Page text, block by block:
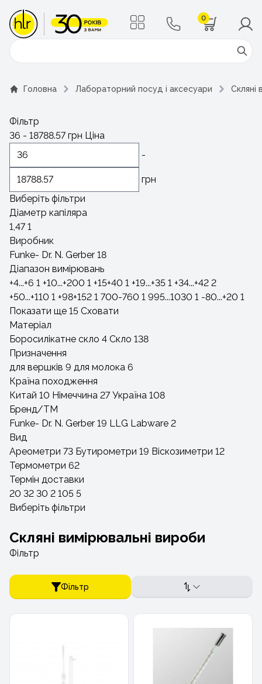
0
Поиск
Головна Лабораторний посуд і аксесуари Скляні
Фільтр
36 - 18788.57грн Ціна
-
грн
Виберіть фільтри
Діаметр капіляра
1,47 1
Виробник
Funke- Dr. N. Gerber 18
Діапазон вимірювань
+4...+6 1 +10...+200 1 +15+40 1 +19...+35 1 +34...+42 2
+50...+110 1 +98+152 1 700-760 1 995...1030 1 -80...+20 1
Показати ще 15 Сховати
Матеріал
Боросилікатне скло 4 Скло 138
Призначення
для вершків 9 для молока 6
Країна походження
Китай 10 Німеччина 27 Україна 108
Бренд/ТМ
Funke- Dr. N. Gerber 19 LLG Labware 2
Вид
Ареометри 73 Бутирометри 19 Віскозиметри 12
Термометри 62
Термін доставки
20 32 30 2 105 5
Виберіть фільтри
Скляні вимірювальні вироби
Фільтр
Фільтр